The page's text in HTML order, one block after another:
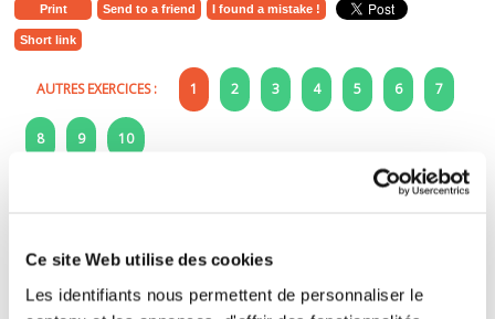
Ce site Web utilise des cookies
Les identifiants nous permettent de personnaliser le
Print Send to a friend I found a mistake !
Short link
AUTRES EXERCICES : 1 2 3 4 5 6 7
8 9 10
Replace dans le bon ordre les lettres de ce
mot.